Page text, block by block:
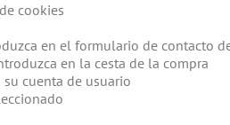
cookies
en el formulario de contacto
en la cesta de la compra
cuenta de usuario